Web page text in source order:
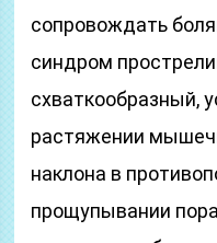
сопровождать
синдром
схваткообразный,
растяжении
наклона в
прощупывании